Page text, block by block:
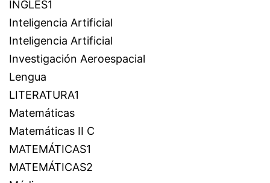
INGLÉS1
Inteligencia Artificial
Inteligencia Artificial
Investigación Aeroespacial
Lengua
LITERATURA1
Matemáticas
Matemáticas II C
MATEMÁTICAS1
MATEMÁTICAS2